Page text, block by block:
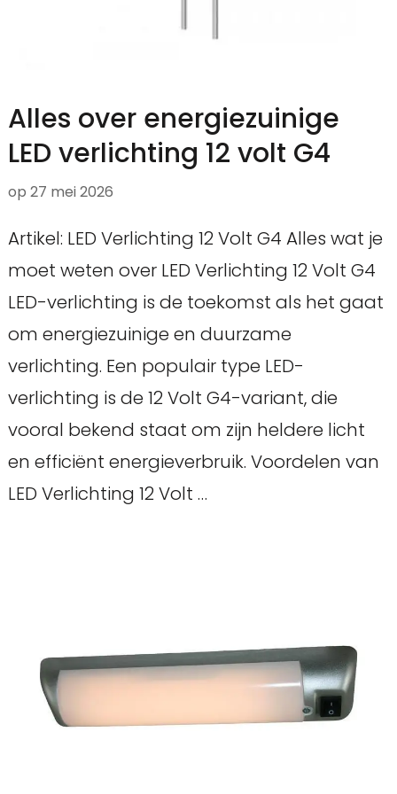
Alles over energiezuinige
LED verlichting 12 volt G4
op 27 mei 2026
Artikel: LED Verlichting 12 Volt G4 Alles wat je
moet weten over LED Verlichting 12 Volt G4
LED-verlichting is de toekomst als het gaat
om energiezuinige en duurzame
verlichting. Een populair type LED-
verlichting is de 12 Volt G4-variant, die
vooral bekend staat om zijn heldere licht
en efficiënt energieverbruik. Voordelen van
LED Verlichting 12 Volt …